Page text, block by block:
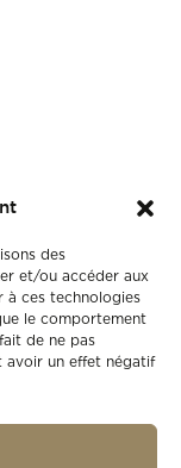
des
et/ou accéder aux
à ces technologies
le comportement
de ne pas
avoir un effet négatif